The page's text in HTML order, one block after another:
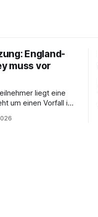
England-
muss vor
liegt eine
um einen Vorfall in